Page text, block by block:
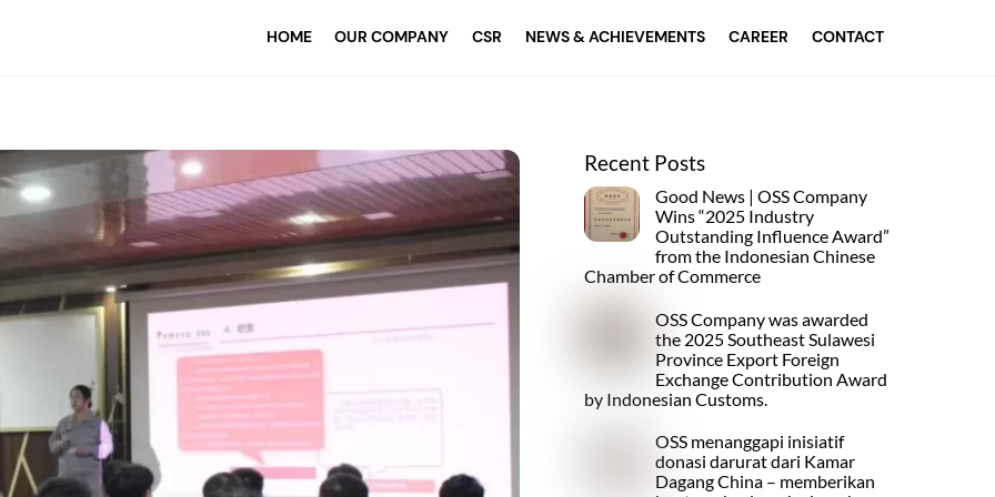
HOME OUR COMPANY CSR NEWS & ACHIEVEMENTS CAREER CONTACT
Recent Posts
Good News | OSS Company
Wins “2025 Industry
Outstanding Influence Award”
from the Indonesian Chinese
Chamber of Commerce
OSS Company was awarded
the 2025 Southeast Sulawesi
Province Export Foreign
Exchange Contribution Award
by Indonesian Customs.
OSS menanggapi inisiatif
donasi darurat dari Kamar
Dagang China – memberikan